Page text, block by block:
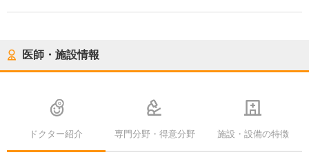
医師・施設情報
ドクター紹介 専門分野・得意分野 施設・設備の特徴